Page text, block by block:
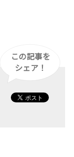
この記事を
シェア！